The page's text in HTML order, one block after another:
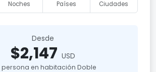
Noches Países Ciudades
Desde
$2,147 USD
persona en habitación Doble